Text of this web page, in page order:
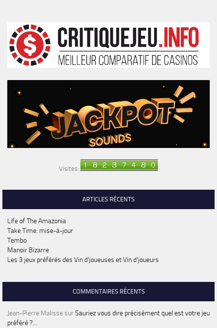
Visites:
ARTICLES RÉCENTS
Life of The Amazonia
Take Time: mise-à-jour
Tembo
Manoir Bizarre
Les 3 jeux préférés des Vin d’joueuses et Vin d’joueurs
COMMENTAIRES RÉCENTS
Jean-Pierre MalissesurSauriez vous dire précisément quel est votre jeu
préféré ?…